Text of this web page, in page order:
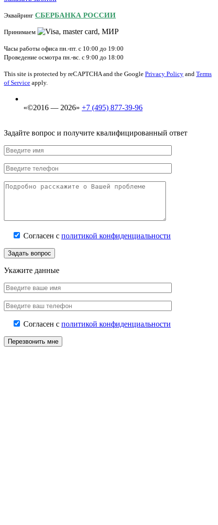
Эквайринг СБЕРБАНКА РОССИИ
Принимаем
Часы работы офиса пн.-пт. с 10:00 до 19:00
Проведение осмотра пн.-вс. с 9:00 до 18:00
This site is protected by reCAPTCHA and the Google Privacy Policy and Terms
of Service apply.
«©2016 — 2026» +7 (495) 877-39-96
Задайте вопрос и получите квалифицированный ответ
Согласен с политикой конфиденциальности
Задать вопрос
Укажите данные
Согласен с политикой конфиденциальности
Перезвонить мне